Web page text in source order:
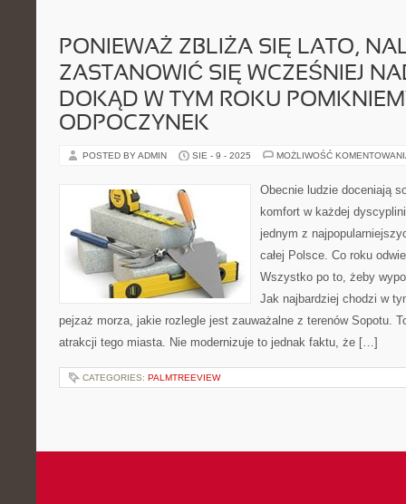
PONIEWAŻ ZBLIŻA SIĘ LATO,
ZASTANOWIĆ SIĘ WCZEŚNIEJ
DOKĄD W TYM ROKU
ODPOCZYNEK
POSTED BY ADMIN SIE - 9 - 2025 MOŻLIWOŚĆ
Obecnie ludzie doceniają
komfort w każdej
jednym z
całej Polsce. Co roku
Wszystko po to, żeby
Jak najbardziej chodzi w
pejzaż morza, jakie rozlegle jest zauważalne z terenów Sopotu.
atrakcji tego miasta. Nie modernizuje to jednak faktu, że […]
CATEGORIES: PALMTREEVIEW